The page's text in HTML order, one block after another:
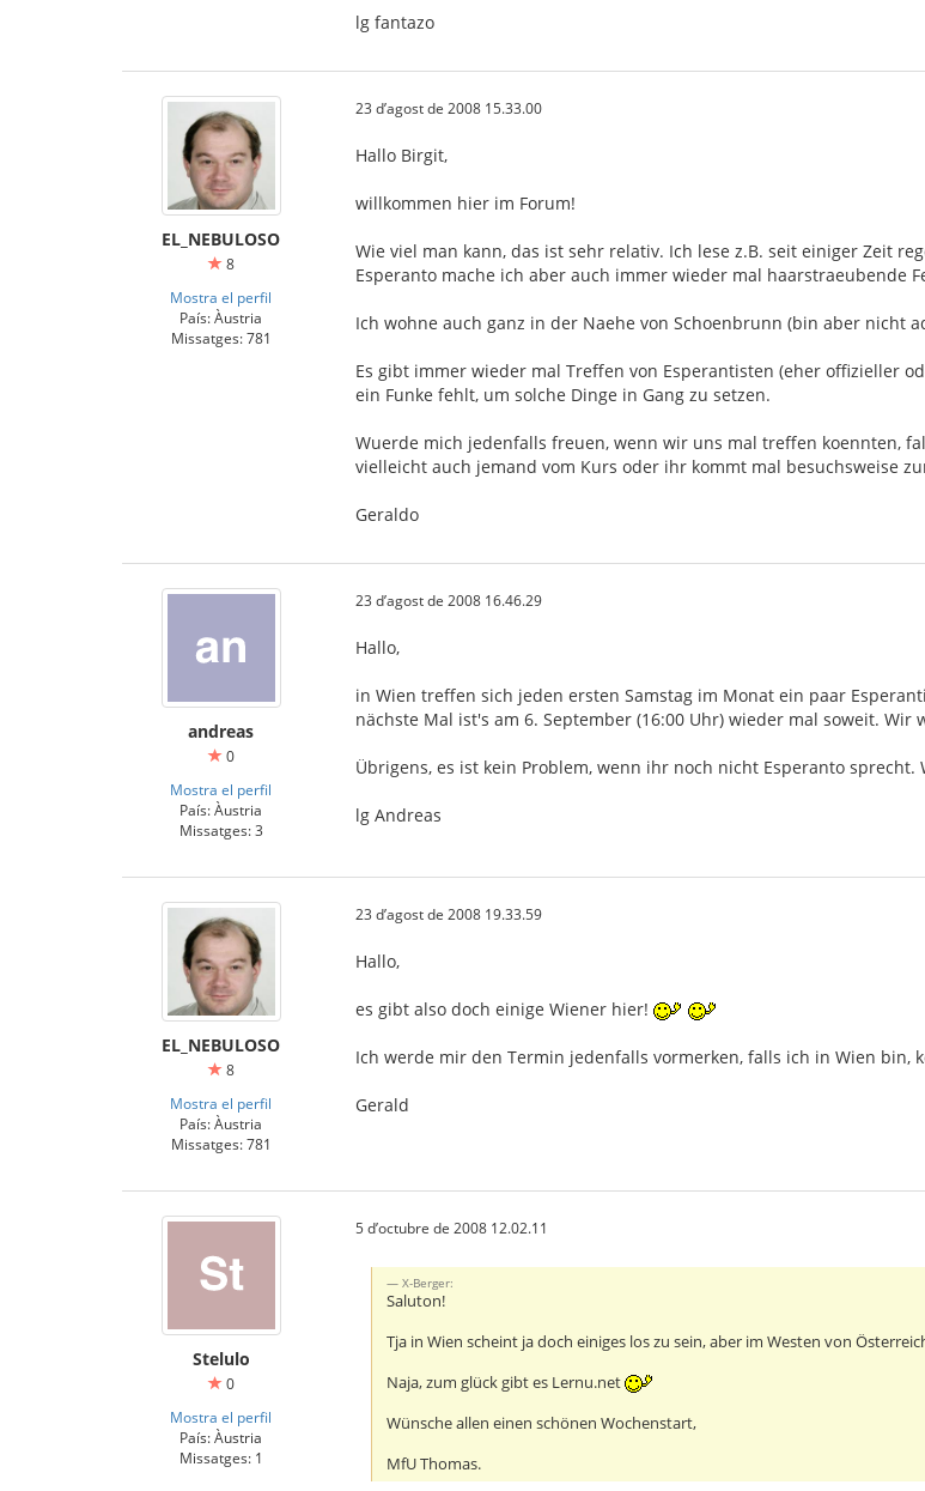
lg fantazo
EL_NEBULOSO
8
Mostra el perfil
País: Àustria
Missatges: 781
23 d’agost de 2008 15.33.00
Hallo Birgit,
willkommen hier im Forum!
Wie viel man kann, das ist sehr relativ. Ich lese z.B. seit einiger Zeit
Esperanto mache ich aber auch immer wieder mal haarstraeubende
Ich wohne auch ganz in der Naehe von Schoenbrunn (bin aber nicht
Es gibt immer wieder mal Treffen von Esperantisten (eher offizieller
ein Funke fehlt, um solche Dinge in Gang zu setzen.
Wuerde mich jedenfalls freuen, wenn wir uns mal treffen koennten,
vielleicht auch jemand vom Kurs oder ihr kommt mal besuchsweise
Geraldo
andreas
0
Mostra el perfil
País: Àustria
Missatges: 3
23 d’agost de 2008 16.46.29
Hallo,
in Wien treffen sich jeden ersten Samstag im Monat ein paar
nächste Mal ist's am 6. September (16:00 Uhr) wieder mal soweit.
Übrigens, es ist kein Problem, wenn ihr noch nicht Esperanto sprecht.
lg Andreas
EL_NEBULOSO
8
Mostra el perfil
País: Àustria
Missatges: 781
23 d’agost de 2008 19.33.59
Hallo,
es gibt also doch einige Wiener hier!
Ich werde mir den Termin jedenfalls vormerken, falls ich in Wien bin,
Gerald
Stelulo
0
Mostra el perfil
País: Àustria
Missatges: 1
5 d’octubre de 2008 12.02.11
X-Berger:
Saluton!
Tja in Wien scheint ja doch einiges los zu sein, aber im Westen von
Naja, zum glück gibt es Lernu.net
Wünsche allen einen schönen Wochenstart,
MfU Thomas.